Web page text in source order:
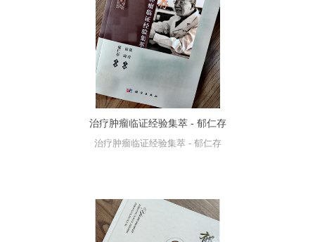
治疗肿瘤临证经验集萃 - 郁仁存
治疗肿瘤临证经验集萃 - 郁仁存